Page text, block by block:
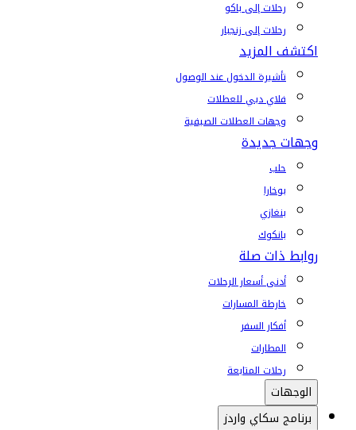
رحلات إلى باكو
رحلات إلى زنجبار
اكتشف المزيد
تأشيرة الدخول عند الوصول
فلاي دبي للعطلات
وجهات العطلات الصيفية
وجهات جديدة
حلب
بوخارا
بنغازي
بانكوك
روابط ذات صلة
أدنى أسعار الرحلات
خارطة المسارات
أفكار السفر
المطارات
رحلات المتابعة
الوجهات
برنامج سكاي واردز